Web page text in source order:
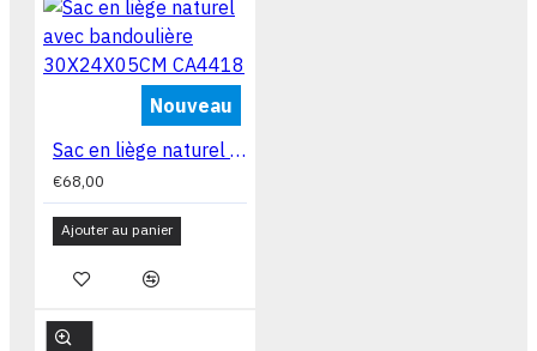
Nouveau
Sac en liège naturel avec bandoulière 30X24X05CM CA4418
€68,00
Ajouter au panier